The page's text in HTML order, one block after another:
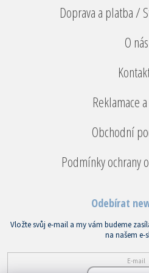
Doprava a platba /
O nás
Reklamace
Obchodní
Podmínky ochrany
Odebírat
Vložte svůj e-mail a my vám budeme
na našem e-
E-mail